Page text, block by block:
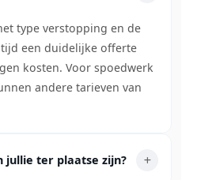
type verstopping en de
een duidelijke offerte
kosten. Voor spoedwerk
andere tarieven van
jullie ter plaatse zijn?